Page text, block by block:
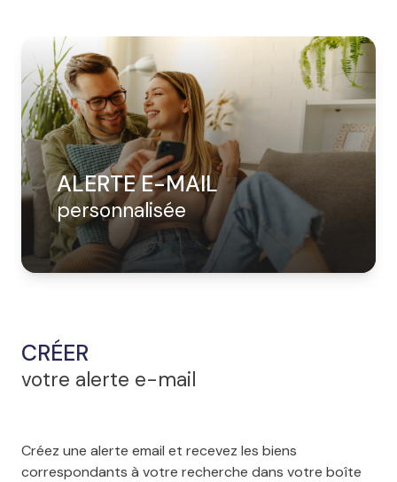
NOTRE
AGENCE
CONTACT
ALERTE E-MAIL
personnalisée
CRÉER
votre alerte e-mail
Créez une alerte email et recevez les biens
correspondants à votre recherche dans votre boîte